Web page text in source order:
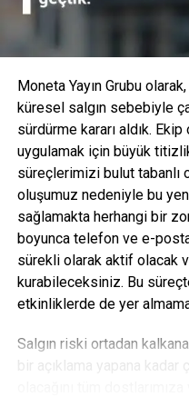
sorunlar, kesme halkası
tespit edilebilir ve bu
arıza oluşması riskini
olan Christian Kuenstel
Moneta Yayın Grubu
küresel salgın sebebiyle
sürdürme kararı aldık.
uygulamak için büyük
süreçlerimizi bulut tabanlı
oluşumuz nedeniyle bu
sağlamakta herhangi bir
boyunca telefon ve e-
sürekli olarak aktif olacak
kurabileceksiniz. Bu
etkinliklerde de yer
Salgın riski ortadan
bir açıklama yapana kadar